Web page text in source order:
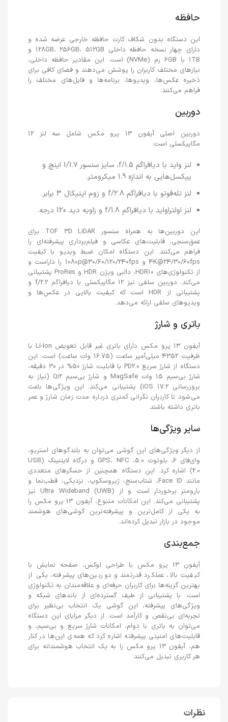
حافظه
این دستگاه بدون شکاف کارت حافظه خارجی عرضه شده و
دارای چهار نسخه حافظه داخلی 128GB، 256GB، 512GB و
1TB با 6GB رم (NVMe) است. این مقادیر حافظه داخلی،
نیازهای مختلف کاربران را پوشش می‌دهند و فضای کافی برای
ذخیره عکس‌ها، ویدیوها، برنامه‌ها و فایل‌های مختلف را
فراهم می‌کنند.
دوربین
دوربین اصلی آیفون 13 پرو مکس شامل سه لنز 12
مگاپیکسلی است:
لنز واید با دیافراگم f/1.5، سایز سنسور 1/1.7 اینچ و
پیکسل‌هایی به اندازه 1.9 میکرومتر.
لنز تله‌فوتو با دیافراگم f/2.8 و زوم اپتیکال 3 برابر.
لنز اولتراواید با دیافراگم f/1.8 و زاویه دید 120 درجه.
این دوربین‌ها به همراه سنسور TOF 3D LiDAR برای
عمق‌سنجی، قابلیت‌های عکاسی و فیلم‌برداری پیشرفته‌ای را
فراهم می‌کنند. این دستگاه امکان ضبط ویدیو با کیفیت
4K@24/30/60fps و 1080p@30/60/120/240fps را داراست و
از تکنولوژی‌های HDR10، دالبی ویژن HDR و ProRes پشتیبانی
می‌کند. دوربین سلفی نیز 12 مگاپیکسلی با دیافراگم f/2.2 و
پشتیبانی از HDR است که کیفیت بالایی در عکس‌ها و
ویدیوهای سلفی ارائه می‌دهد.
باتری و شارژ
آیفون 13 پرو مکس دارای باتری غیر قابل تعویض Li-Ion با
ظرفیت 4352 میلی‌آمپر ساعت (16.75 وات ساعت) است. این
دستگاه از شارژ سریع PD2.0 با قابلیت شارژ 50% در 30 دقیقه،
شارژ بی‌سیم 15 وات MagSafe و شارژ بی‌سیم Qi2 (نیاز به
بروزرسانی iOS 17.2) پشتیبانی می‌کند. این ویژگی‌ها باعث
می‌شود تا کاربران نگرانی کمتری درباره مدت زمان شارژ و عمر
باتری داشته باشند.
سایر ویژگی‌ها
از دیگر ویژگی‌های این گوشی می‌توان به بلندگوهای استریو،
وای‌فای 6، بلوتوث 5.0، GPS، NFC و درگاه لایتنینگ (USB
2.0) اشاره کرد. این دستگاه همچنین از حسگرهای متعددی
مانند Face ID، شتاب‌سنج، ژیروسکوپ، نزدیکی، قطب‌نما و
بارومتر برخوردار است و از Ultra Wideband (UWB) نیز
پشتیبانی می‌کند. این امکانات متنوع، آیفون 13 پرو مکس را
به یکی از کامل‌ترین و پیشرفته‌ترین گوشی‌های هوشمند
موجود در بازار تبدیل کرده‌اند.
جمع‌بندی
آیفون 13 پرو مکس با طراحی لوکس، صفحه نمایش با
کیفیت بالا، عملکرد قدرتمند و دوربین‌های پیشرفته، یکی از
بهترین گزینه‌ها برای کاربران حرفه‌ای و علاقه‌مندان به تکنولوژی
است. با پشتیبانی از طیف گسترده‌ای از باندهای شبکه و
ویژگی‌های پیشرفته، این گوشی یک انتخاب بی‌نظیر برای
تجربه‌ای بی‌نقص و کارآمد است. از دیگر مزایای این دستگاه
می‌توان به باتری با دوام، امکانات شارژ سریع و بی‌سیم، و
قابلیت‌های امنیتی پیشرفته اشاره کرد که همه‌ی این‌ها در کنار
هم، آیفون 13 پرو مکس را به یک انتخاب هوشمندانه برای
هر کاربری تبدیل می‌کنند.
نظرات